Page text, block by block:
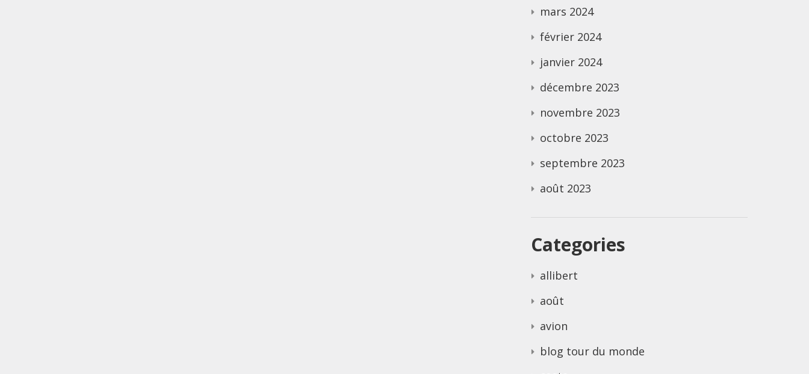
mars 2024
février 2024
janvier 2024
décembre 2023
novembre 2023
octobre 2023
septembre 2023
août 2023
Categories
allibert
août
avion
blog tour du monde